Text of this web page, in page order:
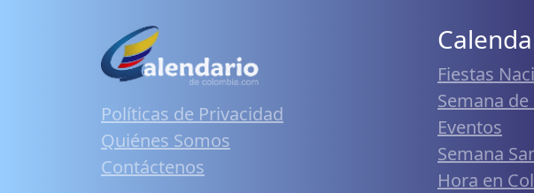
Políticas de Privacidad
Quiénes Somos
Contáctenos
Fiestas
Semana
Eventos
Semana
Hora en